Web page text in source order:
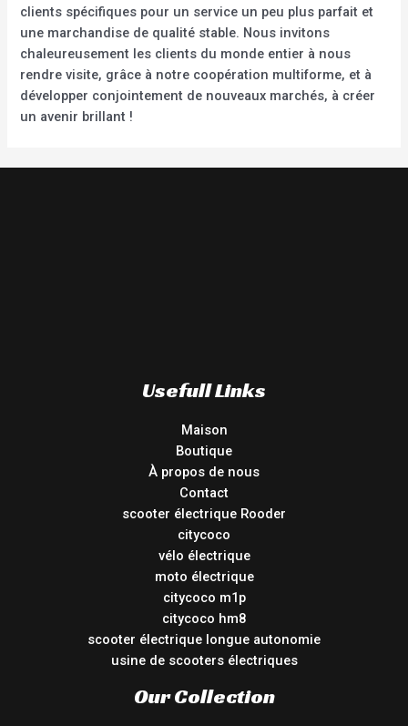
clients spécifiques pour un service un peu plus parfait et
une marchandise de qualité stable. Nous invitons
chaleureusement les clients du monde entier à nous
rendre visite, grâce à notre coopération multiforme, et à
développer conjointement de nouveaux marchés, à créer
un avenir brillant !
Usefull Links
Maison
Boutique
À propos de nous
Contact
scooter électrique Rooder
citycoco
vélo électrique
moto électrique
citycoco m1p
citycoco hm8
scooter électrique longue autonomie
usine de scooters électriques
Our Collection